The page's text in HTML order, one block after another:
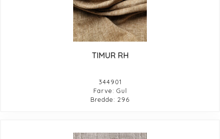
TIMUR RH
344901
Farve: Gul
Bredde: 296